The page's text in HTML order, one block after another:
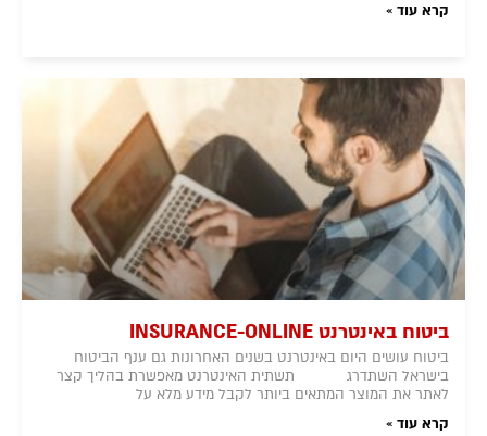
קרא עוד »
ביטוח באינטרנט INSURANCE-ONLINE
ביטוח עושים היום באינטרנט בשנים האחרונות גם ענף הביטוח
בישראל השתדרג תשתית האינטרנט מאפשרת בהליך קצר
לאתר את המוצר המתאים ביותר לקבל מידע מלא על
קרא עוד »